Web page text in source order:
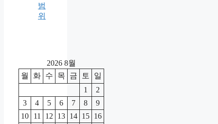
범
위
2026 8월
월
화 수 목 금 토
일
1
2
3
4 5 6 7 8
9
10
11 12 13 14 15 16